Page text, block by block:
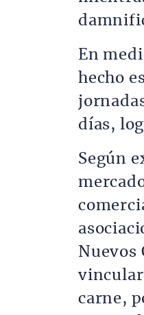
En
hecho
días,
Según
Nuevos
carne,